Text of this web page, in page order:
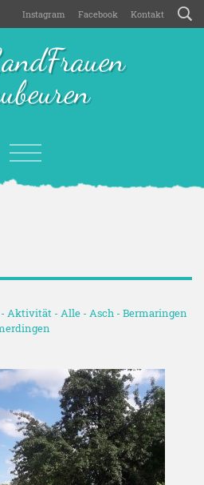
Instagram Facebook Kontakt
- Aktivität - Alle - Asch - Bermaringen